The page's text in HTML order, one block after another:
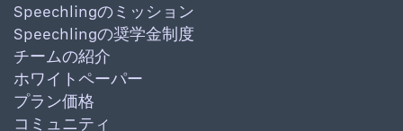
Speechlingのミッション
Speechlingの奨学金制度
チームの紹介
ホワイトペーパー
プラン価格
コミュニティ